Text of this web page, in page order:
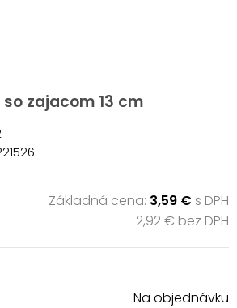
zajacom 13 cm
Základná cena: 3,59 € s DPH
2,92 € bez DPH
Na objednávku